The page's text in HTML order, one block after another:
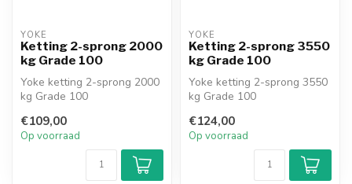
YOKE
Ketting 2-sprong 2000
kg Grade 100
Yoke ketting 2-sprong 2000
kg Grade 100
€109,00
Op voorraad
YOKE
Ketting 2-sprong 3550
kg Grade 100
Yoke ketting 2-sprong 3550
kg Grade 100
€124,00
Op voorraad